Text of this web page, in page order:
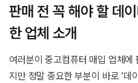
판매 전 꼭 해야 할 데
한 업체 소개
여러분이 중고컴퓨터 매입 업체
지만 정말 중요한 부분이 바로 ‘데